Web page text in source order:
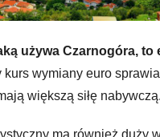
używa Czarnogóra, to
kurs wymiany euro
większą siłę nabywczą.